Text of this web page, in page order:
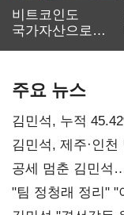
비트코인도
국가자산으로…'
주요 뉴스
김민석, 누적
0.86%p(2보)
김민석, 제주·인
공세 멈춘 김민석
"팀 정청래 정리"